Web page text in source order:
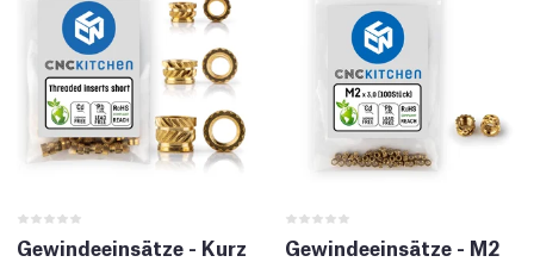
Gewindeeinsätze - Kurz
Gewindeeinsätze - M2